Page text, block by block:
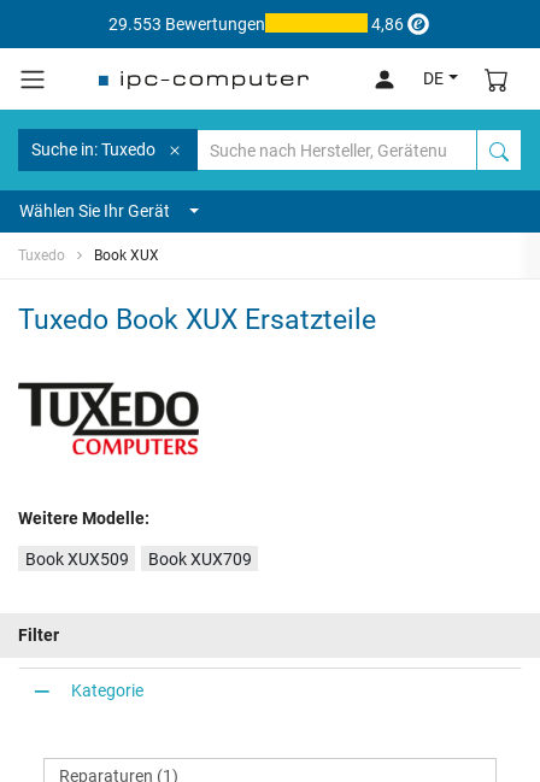
29.553 Bewertungen 4,86
DE
Suche in: Tuxedo
Wählen Sie Ihr Gerät
Tuxedo Book XUX
Tuxedo Book XUX Ersatzteile
Weitere Modelle:
Book XUX509 Book XUX709
Filter
Kategorie